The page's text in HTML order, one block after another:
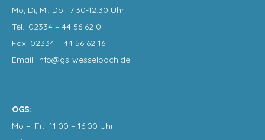
Mo, Di, Mi, Do: 7:30-12:30 Uhr
Tel.: 02334 – 44 56 62 0
Fax: 02334 – 44 56 62 16
Email: info@gs-wesselbach.de
OGS:
Mo – Fr: 11:00 – 16:00 Uhr